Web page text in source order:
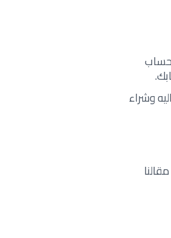
وشراء